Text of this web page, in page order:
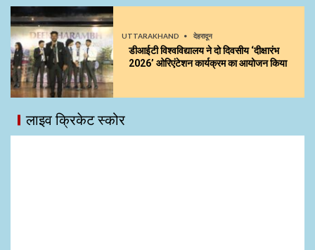
UTTARAKHAND देहरादून
डीआईटी विश्वविद्यालय ने दो दिवसीय ‘दीक्षारंभ
2026’ ओरिएंटेशन कार्यक्रम का आयोजन किया
लाइव क्रिकेट स्कोर